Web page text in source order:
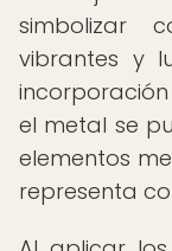
simbolizar
vibrantes y
el metal se
elementos
representa